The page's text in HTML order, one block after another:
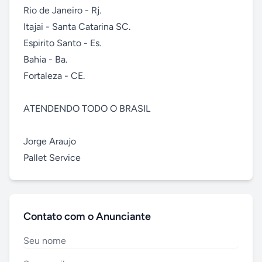
Rio de Janeiro - Rj.
Itajai - Santa Catarina SC.
Espirito Santo - Es.
Bahia - Ba.
Fortaleza - CE.
ATENDENDO TODO O BRASIL
Jorge Araujo
Pallet Service
Contato com o Anunciante